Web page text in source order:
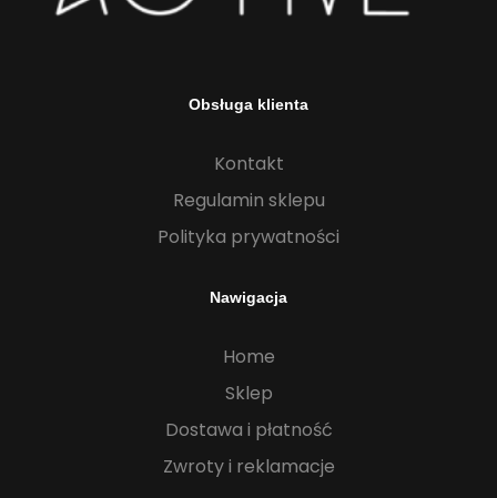
Obsługa klienta
Kontakt
Regulamin sklepu
Polityka prywatności
Nawigacja
Home
Sklep
Dostawa i płatność
Zwroty i reklamacje